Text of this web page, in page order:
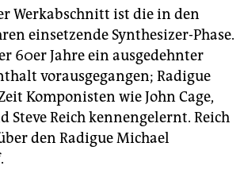
Werkabschnitt ist die in den
einsetzende Synthesizer-Phase.
60er Jahre ein ausgedehnter
vorausgegangen; Radigue
Komponisten wie John Cage,
Steve Reich kennengelernt. Reich
den Radigue Michael